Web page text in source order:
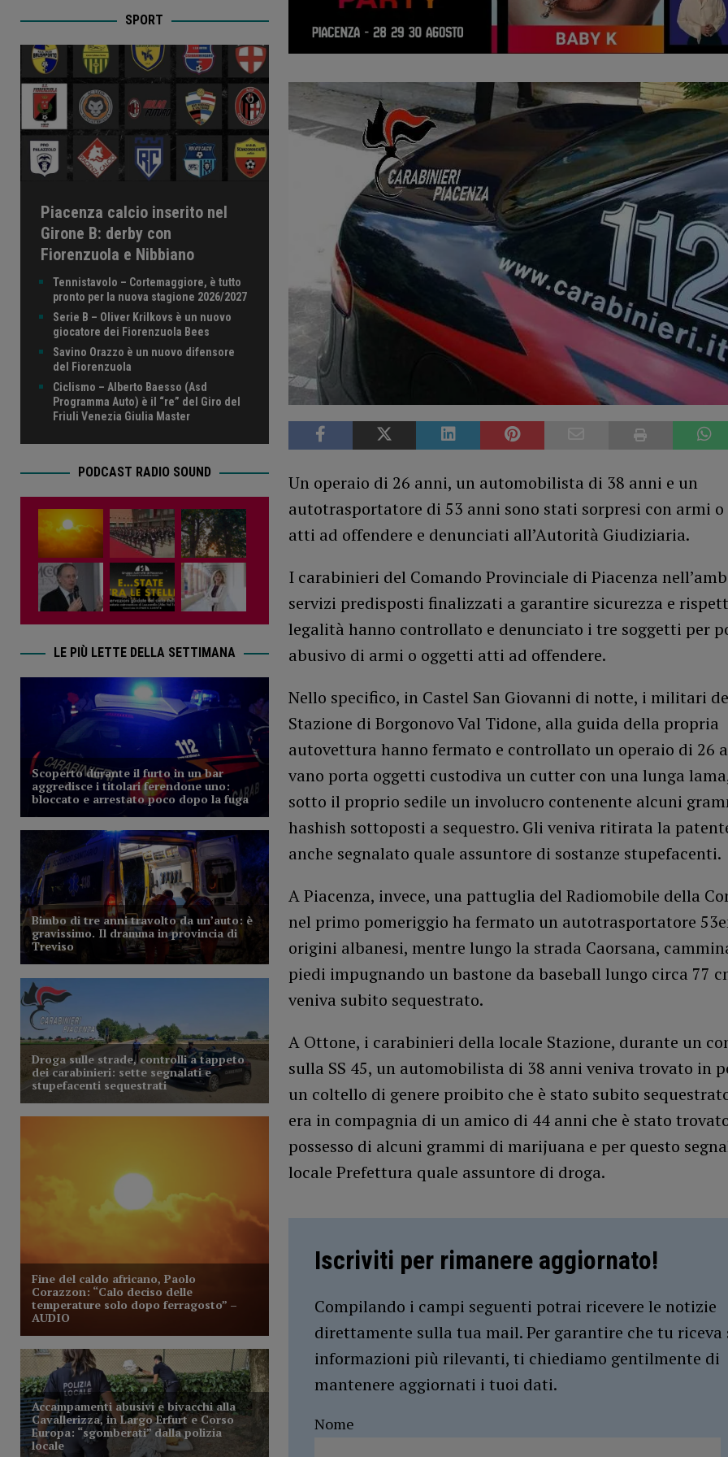
Un operaio di 26 anni, un automobilista di 38 anni e un
autotrasportatore di 53 anni sono stati sorpresi con armi
atti ad offendere e denunciati all’Autorità Giudiziaria.
I carabinieri del Comando Provinciale di Piacenza
servizi predisposti finalizzati a garantire sicurezza e
legalità hanno controllato e denunciato i tre soggetti per
abusivo di armi o oggetti atti ad offendere.
Nello specifico, in Castel San Giovanni di notte, i militari
Stazione di Borgonovo Val Tidone, alla guida della propria
autovettura hanno fermato e controllato un operaio di 26
vano porta oggetti custodiva un cutter con una lunga
sotto il proprio sedile un involucro contenente alcuni
hashish sottoposti a sequestro. Gli veniva ritirata la
anche segnalato quale assuntore di sostanze stupefacenti.
A Piacenza, invece, una pattuglia del Radiomobile della
nel primo pomeriggio ha fermato un autotrasportatore
origini albanesi, mentre lungo la strada Caorsana,
piedi impugnando un bastone da baseball lungo circa 77
veniva subito sequestrato.
A Ottone, i carabinieri della locale Stazione, durante un
sulla SS 45, un automobilista di 38 anni veniva trovato in
un coltello di genere proibito che è stato subito
era in compagnia di un amico di 44 anni che è stato
possesso di alcuni grammi di marijuana e per questo
locale Prefettura quale assuntore di droga.
Iscriviti per rimanere aggiornato!
Compilando i campi seguenti potrai ricevere le notizie
direttamente sulla tua mail. Per garantire che tu riceva
informazioni più rilevanti, ti chiediamo gentilmente di
mantenere aggiornati i tuoi dati.
Nome
SPORT
Piacenza calcio inserito nel
Girone B: derby con
Fiorenzuola e Nibbiano
Tennistavolo – Cortemaggiore, è tutto
pronto per la nuova stagione 2026/2027
Serie B – Oliver Krilkovs è un nuovo
giocatore dei Fiorenzuola Bees
Savino Orazzo è un nuovo difensore
del Fiorenzuola
Ciclismo – Alberto Baesso (Asd
Programma Auto) è il “re” del Giro del
Friuli Venezia Giulia Master
PODCAST RADIO SOUND
LE PIÙ LETTE DELLA SETTIMANA